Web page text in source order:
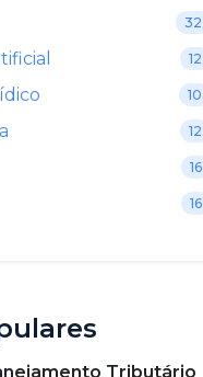
32
12
10
12
16
16
Tributário